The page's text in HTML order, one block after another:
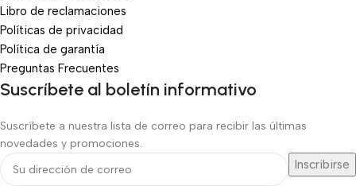
Libro de reclamaciones
Políticas de privacidad
Política de garantía
Preguntas Frecuentes
Suscríbete al boletín informativo
Suscríbete a nuestra lista de correo para recibir las últimas
novedades y promociones.